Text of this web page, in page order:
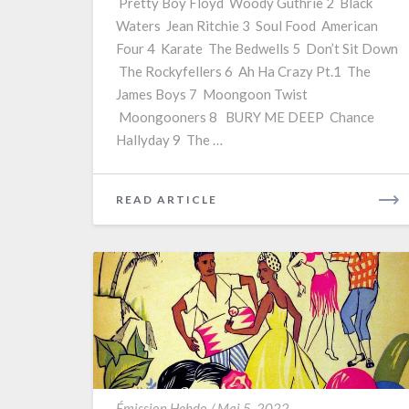
Waters Jean Ritchie 3 Soul Food American
Four 4 Karate The Bedwells 5 Don’t Sit Down
The Rockyfellers 6 Ah Ha Crazy Pt.1 The
James Boys 7 Moongoon Twist
Moongooners 8 BURY ME DEEP Chance
Hallyday 9 The …
READ ARTICLE
MORE